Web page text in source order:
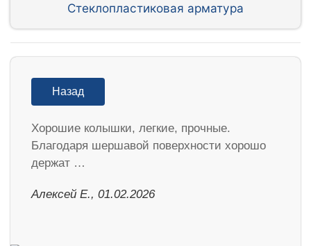
Стеклопластиковая арматура
Назад
Хорошие колышки, легкие, прочные.
Благодаря шершавой поверхности хорошо
держат …
Алексей Е., 01.02.2026